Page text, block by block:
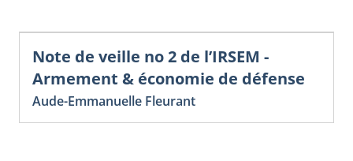
Note de veille no 2 de l’IRSEM -
Armement & économie de défense
Aude-Emmanuelle Fleurant